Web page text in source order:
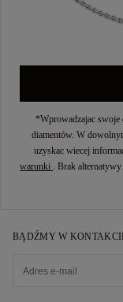
*Wprowadzajac swoje
diamentów. W
uzyskac wiecej
warunki . Brak
BĄDŹMY W